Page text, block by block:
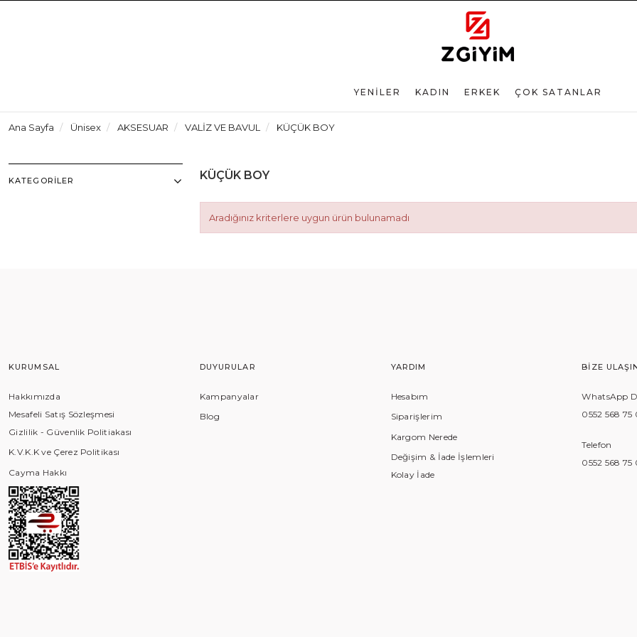
YENİLER KADIN ERKEK ÇOK SATANLAR
Ana Sayfa Ünisex AKSESUAR VALİZ VE BAVUL KÜÇÜK BOY
KATEGORILER KÜÇÜK BOY
Aradığınız kriterlere uygun ürün bulunamadı
KURUMSAL
Hakkımızda
Mesafeli Satış Sözleşmesi
Gizlilik - Güvenlik Politiakası
K.V.K.K ve Çerez Politikası
Cayma Hakkı
DUYURULAR
Kampanyalar
Blog
YARDIM
Hesabım
Siparişlerim
Kargom Nerede
Değişim & İade İşlemleri
Kolay İade
BIZE
WhatsApp
0552 568 75
Telefon
0552 568 75